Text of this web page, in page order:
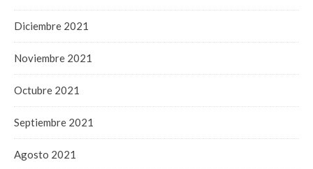
Diciembre 2021
Noviembre 2021
Octubre 2021
Septiembre 2021
Agosto 2021